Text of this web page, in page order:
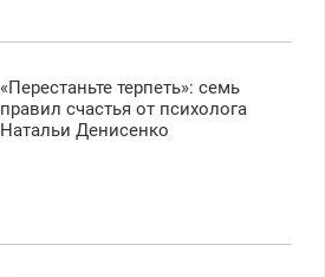
«Перестаньте терпеть»: семь
правил счастья от психолога
Натальи Денисенко